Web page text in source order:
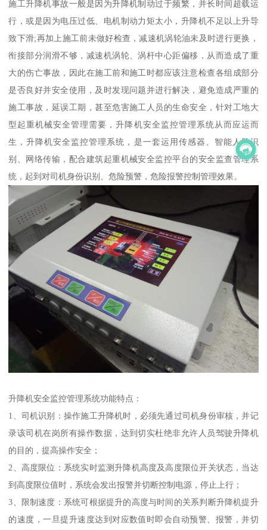
施工升降机事故一般是因为升降机制动过于频繁，并长时间超载运
行，或是因为电压过低、电机制动力矩太小，升降机不足以上升导
致下滑;再加上施工前未做好检查，减速机涡轮油未及时进行更换，
衔接部分润滑不够，减速机涡轮、涡杆中心距偏移，从而造成了重
大的伤亡事故，因此在施工前和施工时都应该注意检查各组成部分
是否良好并安全使用，及时发现问题并进行解决，避免造成严重的
施工事故，延误工期，甚至危害施工人员的生命安全，针对工地大
型起重机械安全管理需要，升降机安全监控管理系统从而应运而
生，升降机安全监控管理系统，是一套运用传感器、智能人脸识
别、网络传输，配合建筑起重机械安全监控平台的安全监查管理系
统，起到对司机身份识别、危险预警，危险报警控制管理效果。
升降机安全监控管理系统功能特点：
1、司机识别：操作施工升降机时，必须先通过司机身份审核，并记
录该司机在岗所有操作数据，达到切实杜绝非允许人员驾驶升降机
的目的，提高操作安全；
2、高度限位：系统实时监测升降机高度及高度限位开关状态，当达
到高度限位值时，系统会发出报警并切断控制电源，停止上行；
3、限制速度：系统可根据提升的高度与时间的关系判断升降机提升
的速度，一旦提升速度达到对应数值时即会自动预警、报警，并切